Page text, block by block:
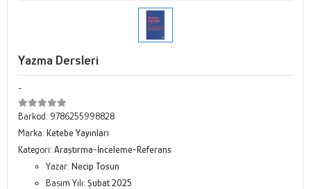
Yazma Dersleri
-
Barkod: 9786255998828
Marka: Ketebe Yayınları
Kategori: Araştırma-İnceleme-Referans
Yazar: Necip Tosun
Basım Yılı: Şubat 2025